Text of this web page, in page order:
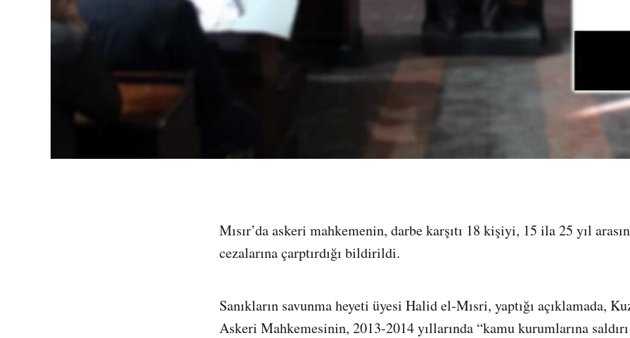
Mısır’da askeri mahkemenin, darbe karşıtı 18 kişiyi, 15 ila 25 yıl
cezalarına çarptırdığı bildirildi.
Sanıkların savunma heyeti üyesi Halid el-Mısri, yaptığı açıklamada,
Askeri Mahkemesinin, 2013-2014 yıllarında “kamu kurumlarına